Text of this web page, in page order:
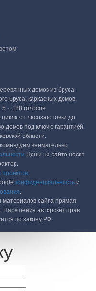
домов из бруса
бруса, каркасных домов.
5 · ‎ 188 голосов
от лесозаготовки до
домов под ключ с гарантией.
области.
внимательно
Цены на сайте носят
проектов
конфиденциальностьи
.
сайта прямая
Нарушения авторских прав
по закону РФ